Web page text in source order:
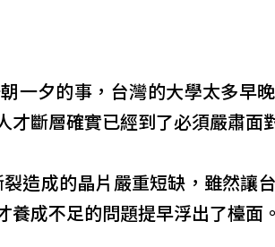
一夕的事，台灣的大學太多早
斷層確實已經到了必須嚴肅面
造成的晶片嚴重短缺，雖然讓
成不足的問題提早浮出了檯面。